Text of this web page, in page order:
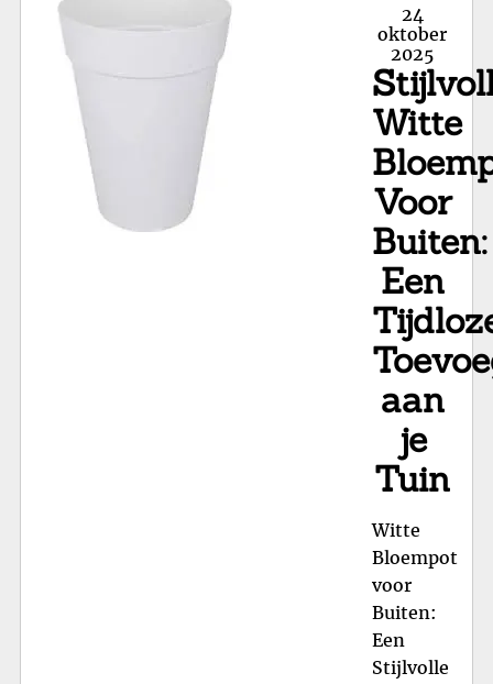
Posted
on
24
oktober
2025
Witte
Voor
Buiten:
Een
aan
je
Tuin
Witte
Bloempot
voor
Buiten:
Een
Stijlvolle